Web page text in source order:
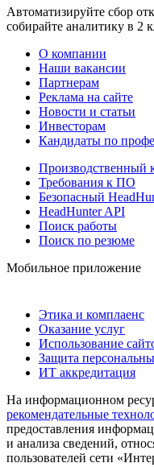
Автоматизируйте сбор
собирайте аналитику в 2
О компании
Наши вакансии
Партнерам
Реклама на сайте
Новости и статьи
Инвесторам
Кандидаты по
Производственный
Требования к ПО
Безопасный
HeadHunter API
Поиск работы
Поиск по резюме
Мобильное приложение
Этика и комплаенс
Оказание услуг
Использование
Защита
ИТ аккредитация
На информационном
рекомендательные
предоставления
и анализа сведений,
пользователей сети